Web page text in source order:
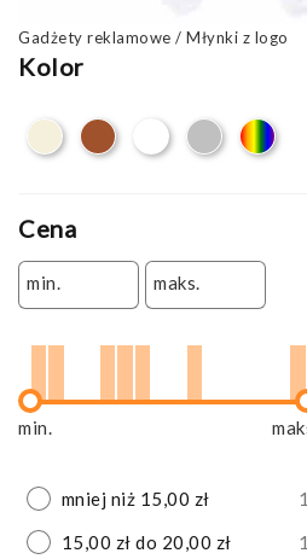
Gadżety reklamowe / Młynki z logo
Kolor
Cena
min. maks.
min.
mniej niż 15,00 zł
1
15,00 zł do 20,00 zł
1